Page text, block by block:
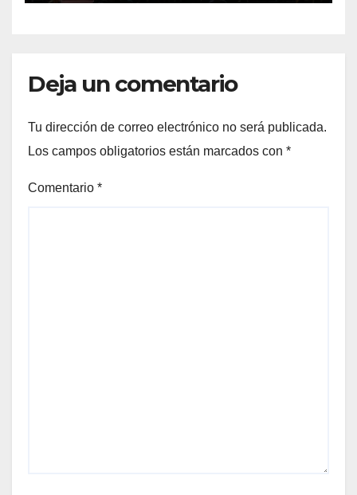
Deja un comentario
Tu dirección de correo electrónico no será publicada.
Los campos obligatorios están marcados con *
Comentario *